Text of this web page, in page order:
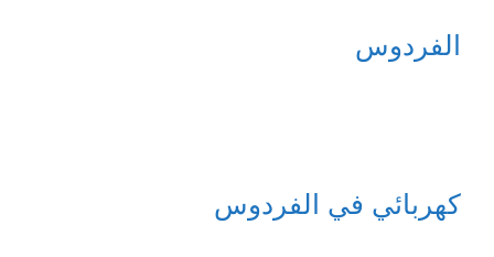
الفردوس
كهربائي في الفردوس